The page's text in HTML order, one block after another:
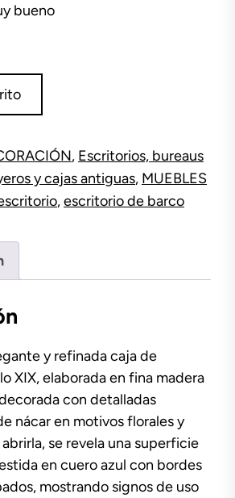
bueno
, Escritorios, bureaus
y cajas antiguas, MUEBLES
,escritorio de barco
y refinada caja de
XIX, elaborada en fina madera
con detalladas
nácar en motivos florales y
se revela una superficie
en cuero azul con bordes
mostrando signos de uso